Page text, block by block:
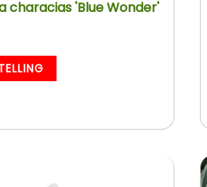
characias 'Blue Wonder'